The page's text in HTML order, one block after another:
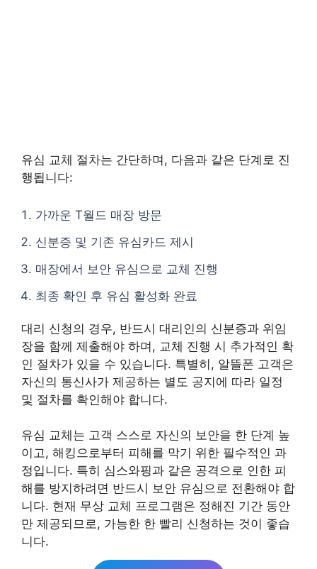
유심 교체 절차는 간단하며, 다음과 같은 단계로 진
행됩니다:
가까운 T월드 매장 방문
신분증 및 기존 유심카드 제시
매장에서 보안 유심으로 교체 진행
최종 확인 후 유심 활성화 완료
대리 신청의 경우, 반드시 대리인의 신분증과 위임
장을 함께 제출해야 하며, 교체 진행 시 추가적인 확
인 절차가 있을 수 있습니다. 특별히, 알뜰폰 고객은
자신의 통신사가 제공하는 별도 공지에 따라 일정
및 절차를 확인해야 합니다.
유심 교체는 고객 스스로 자신의 보안을 한 단계 높
이고, 해킹으로부터 피해를 막기 위한 필수적인 과
정입니다. 특히 심스와핑과 같은 공격으로 인한 피
해를 방지하려면 반드시 보안 유심으로 전환해야 합
니다. 현재 무상 교체 프로그램은 정해진 기간 동안
만 제공되므로, 가능한 한 빨리 신청하는 것이 좋습
니다.